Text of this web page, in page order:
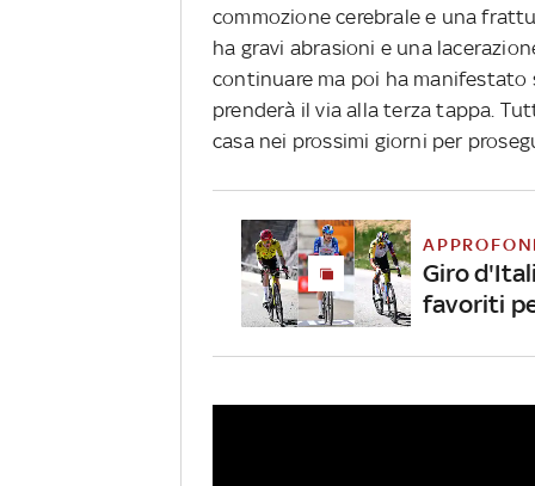
commozione cerebrale e una
ha gravi abrasioni e una
continuare ma poi ha
prenderà il via alla terza tappa.
casa nei prossimi giorni per
Giro
favoriti